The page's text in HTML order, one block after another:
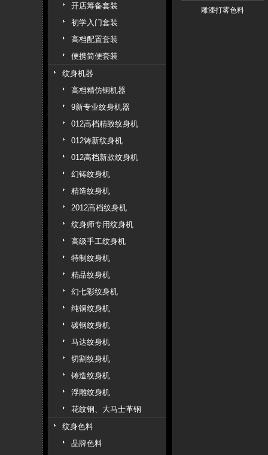
开店筹备套装
初学入门套装
高档配置套装
便携简便套装
纹身机器
高档精仿铜机器
9新专业纹身机器
012高档精致纹身机
012铸新纹身机
012高档新款纹身机
幻铸纹身机
精造纹身机
2012高档纹身机
纹身师专用纹身机
高级手工纹身机
特制纹身机
精品纹身机
幻七彩纹身机
纯铜纹身机
碳钢纹身机
马达纹身机
切割纹身机
铸造纹身机
浮雕纹身机
花纹钢、大马士革钢
纹身色料
品牌色料
雕漆打雾色料